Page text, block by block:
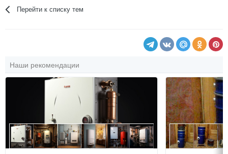
Перейти к списку тем
Наши рекомендации